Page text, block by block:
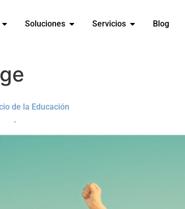
Soluciones Servicios Blog
de la Educación